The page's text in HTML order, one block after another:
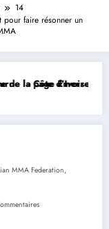
14
pour faire résonner un
Diplomatie
MMA Federation,